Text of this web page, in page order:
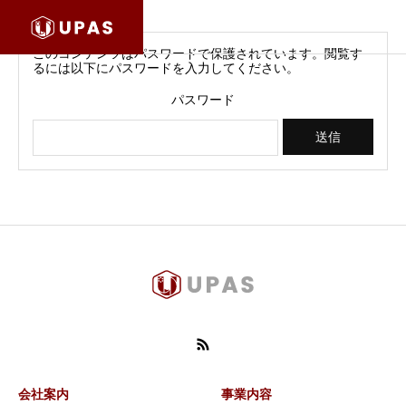
このコンテンツはパスワードで保護されています。閲覧す
るには以下にパスワードを入力してください。
パスワード
会社案内 事業内容